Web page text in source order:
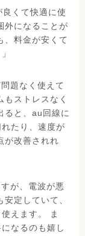
くて快適に使
外になることが
、料金が安くて
題なく使えて
ストレスなく
ると、au回線に
たり、速度が
が改善されれ
が、電波が悪
定していて、
えます。 ま
なるのも嬉し